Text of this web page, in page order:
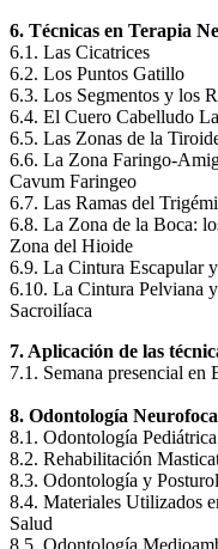
6. Técnicas en Terapia
6.1. Las Cicatrices
6.2. Los Puntos Gatillo
6.3. Los Segmentos y los
6.4. El Cuero Cabelludo
6.5. Las Zonas de la
6.6. La Zona Faringo-
Cavum Faringeo
6.7. Las Ramas del
6.8. La Zona de la Boca:
Zona del Hioide
6.9. La Cintura Escapular
6.10. La Cintura Pelviana
Sacroilíaca
7. Aplicación de las
7.1. Semana presencial en
8. Odontología
8.1. Odontología
8.2. Rehabilitación
8.3. Odontología y
8.4. Materiales Utilizados
Salud